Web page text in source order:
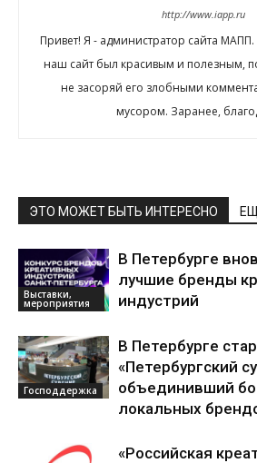
http://www.iapp.ru
Привет! Я - администратор сайта
наш сайт был красивым и полезным,
не засоряй его злобными
мусором. Заранее,
ЭТО МОЖЕТ БЫТЬ ИНТЕРЕСНО
Выставки,
мероприятия
В Петербурге
лучшие бренды
индустрий
Господдержка
В Петербурге
«Петербургский
объединивший
локальных
«Российская